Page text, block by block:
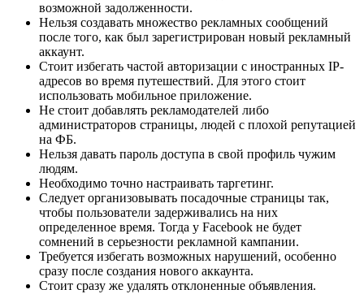
возможной задолженности.
Нельзя создавать множество рекламных сообщений
после того, как был зарегистрирован новый рекламный
аккаунт.
Стоит избегать частой авторизации с иностранных IP-
адресов во время путешествий. Для этого стоит
использовать мобильное приложение.
Не стоит добавлять рекламодателей либо
администраторов страницы, людей с плохой репутацией
на ФБ.
Нельзя давать пароль доступа в свой профиль чужим
людям.
Необходимо точно настраивать таргетинг.
Следует организовывать посадочные страницы так,
чтобы пользователи задерживались на них
определенное время. Тогда у Facebook не будет
сомнений в серьезности рекламной кампании.
Требуется избегать возможных нарушений, особенно
сразу после создания нового аккаунта.
Стоит сразу же удалять отклоненные объявления.